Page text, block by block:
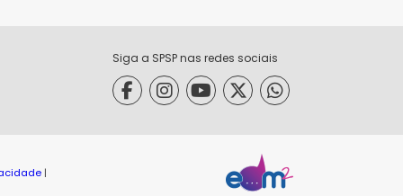
Siga a SPSP nas redes sociais
|